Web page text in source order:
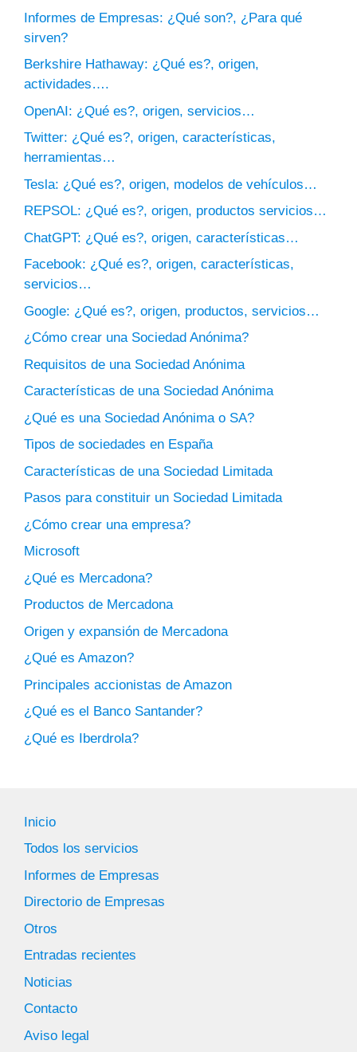
Informes de Empresas: ¿Qué son?, ¿Para qué
sirven?
Berkshire Hathaway: ¿Qué es?, origen,
actividades….
OpenAI: ¿Qué es?, origen, servicios…
Twitter: ¿Qué es?, origen, características,
herramientas…
Tesla: ¿Qué es?, origen, modelos de vehículos…
REPSOL: ¿Qué es?, origen, productos servicios…
ChatGPT: ¿Qué es?, origen, características…
Facebook: ¿Qué es?, origen, características,
servicios…
Google: ¿Qué es?, origen, productos, servicios…
¿Cómo crear una Sociedad Anónima?
Requisitos de una Sociedad Anónima
Características de una Sociedad Anónima
¿Qué es una Sociedad Anónima o SA?
Tipos de sociedades en España
Características de una Sociedad Limitada
Pasos para constituir un Sociedad Limitada
¿Cómo crear una empresa?
Microsoft
¿Qué es Mercadona?
Productos de Mercadona
Origen y expansión de Mercadona
¿Qué es Amazon?
Principales accionistas de Amazon
¿Qué es el Banco Santander?
¿Qué es Iberdrola?
Inicio
Todos los servicios
Informes de Empresas
Directorio de Empresas
Otros
Entradas recientes
Noticias
Contacto
Aviso legal